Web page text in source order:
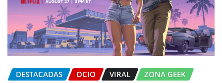
DESTACADAS OCIO VIRAL ZONA GEEK